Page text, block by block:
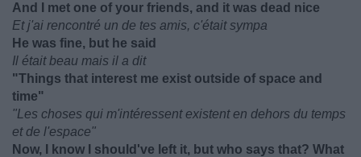
And I met one of your friends, and it was dead nice
Et j'ai rencontré un de tes amis, c'était sympa
He was fine, but he said
Il était beau mais il a dit
"Things that interest me exist outside of space and
time"
"Les choses qui m'intéressent existent en dehors du temps
et de l'espace"
Now, I know I should've left it, but who says that? What